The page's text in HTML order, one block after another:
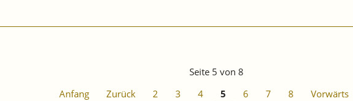
Seite 5 von 8
Anfang
Zurück 2 3 4 5 6 7 8 Vorwärts